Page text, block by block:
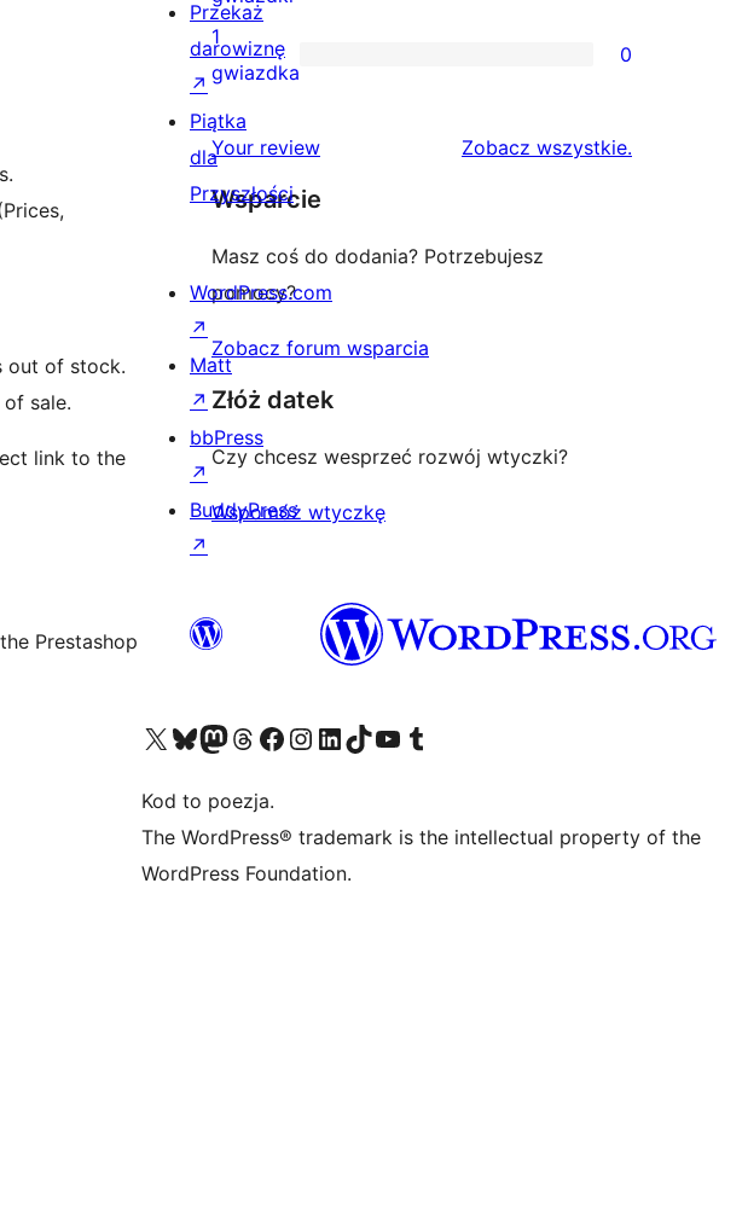
out of stock.
sale.
link to the
Prestashop
gwiazdkowych
recenzji
2-
0
1-
gwiazdkowych
1
gwiazdka
0
Your review Zobacz wszystkierecenzje
.
Wsparcie
Masz coś do dodania? Potrzebujesz
pomocy?
Zobacz forum wsparcia
Złóż datek
Czy chcesz wesprzeć rozwój wtyczki?
Wspomóż wtyczkę
Przekaż
darowiznę
↗
Piątka
dla
Przyszłości
WordPress.com
↗
Matt
↗
bbPress
↗
BuddyPress
↗
Odwiedź nasze konto X (dawniej Twitter)
Odwiedź nasze konto Bluesky
Odwiedź nasze konto na Mastodoncie
Odwiedź naszego Threadsa
Odwiedź naszego Facebooka
Odwiedź nasze konto na Instagramie
Odwiedź nasze konto na LinkedIn
Odwiedź naszego TikToka
Odwiedź nasz kanał YouTube
Odwiedź naszego Tumblra
Kod to poezja.
The WordPress® trademark is the intellectual property of the
WordPress Foundation.